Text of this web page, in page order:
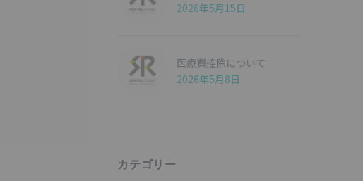
2026年5月15日
医療費控除について
2026年5月8日
カテゴリー